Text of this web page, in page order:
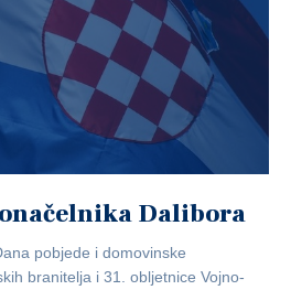
Dalibora
pobjede i domovinske
branitelja i 31. obljetnice Vojno-